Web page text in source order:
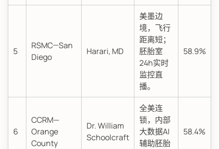
5
RSMC—San
Diego
Harari, MD
美墨边
境，飞行
距离短；
胚胎室
24h实时
监控直
播。
58.9%
6
CCRM—
Orange
County
Dr. William
Schoolcraft
全美连
锁，内部
大数据AI
辅助胚胎
58.4%